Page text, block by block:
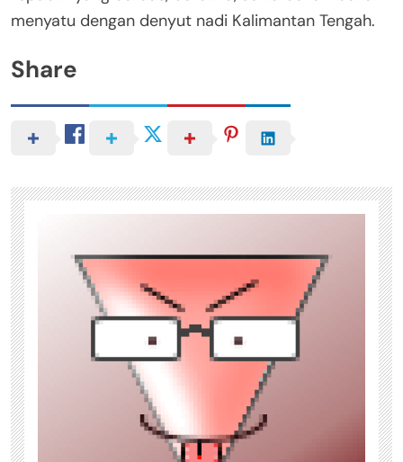
menyatu dengan denyut nadi Kalimantan Tengah.
Share